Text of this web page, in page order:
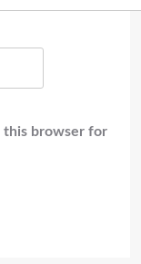
this browser for